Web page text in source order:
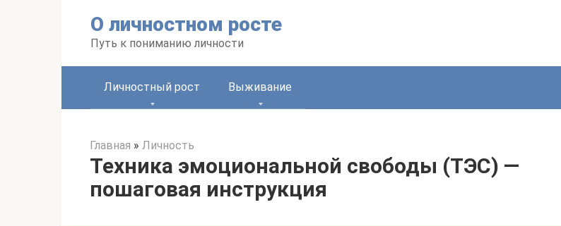
О личностном росте
Путь к пониманию личности
Личностный рост Выживание
Главная » Личность
Техника эмоциональной свободы (ТЭС) —
пошаговая инструкция